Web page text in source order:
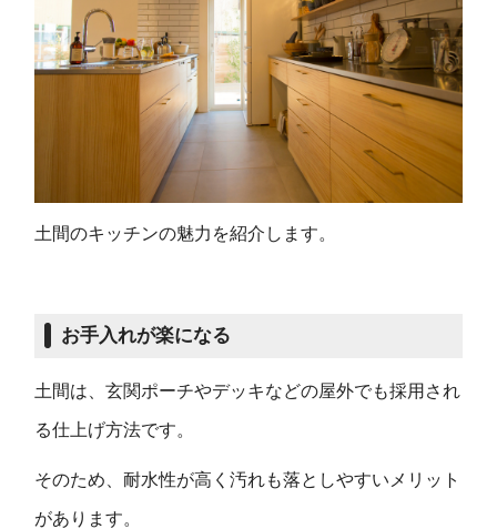
土間のキッチンの魅力を紹介します。
お手入れが楽になる
土間は、玄関ポーチやデッキなどの屋外でも採用され
る仕上げ方法です。
そのため、耐水性が高く汚れも落としやすいメリット
があります。